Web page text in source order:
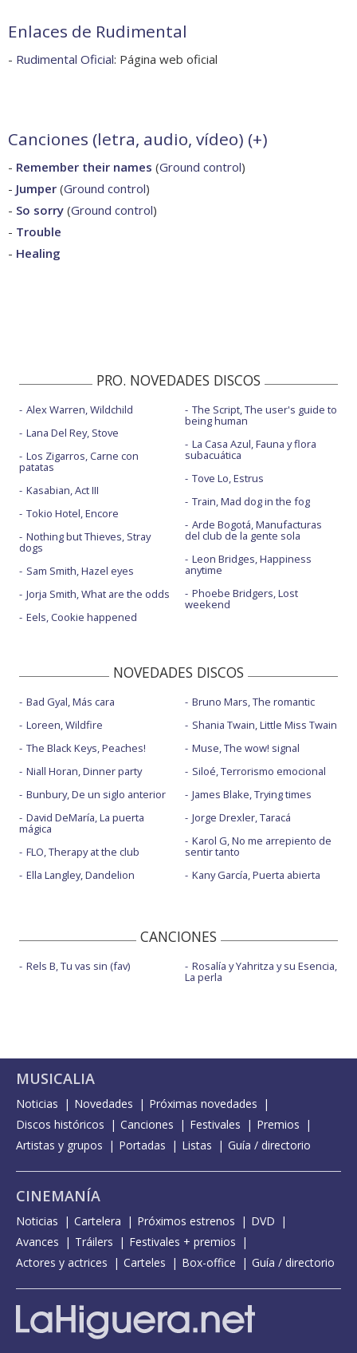
Enlaces de Rudimental
- Rudimental Oficial: Página web oficial
Canciones (letra, audio, vídeo) (+)
- Remember their names (Ground control)
- Jumper (Ground control)
- So sorry (Ground control)
- Trouble
- Healing
PRO. NOVEDADES DISCOS
Alex Warren, Wildchild
Lana Del Rey, Stove
Los Zigarros, Carne con
patatas
Kasabian, Act III
Tokio Hotel, Encore
Nothing but Thieves, Stray
dogs
Sam Smith, Hazel eyes
Jorja Smith, What are the odds
Eels, Cookie happened
The Script, The user's guide to
being human
La Casa Azul, Fauna y flora
subacuática
Tove Lo, Estrus
Train, Mad dog in the fog
Arde Bogotá, Manufacturas
del club de la gente sola
Leon Bridges, Happiness
anytime
Phoebe Bridgers, Lost
weekend
NOVEDADES DISCOS
Bad Gyal, Más cara
Loreen, Wildfire
The Black Keys, Peaches!
Niall Horan, Dinner party
Bunbury, De un siglo anterior
David DeMaría, La puerta
mágica
FLO, Therapy at the club
Ella Langley, Dandelion
Bruno Mars, The romantic
Shania Twain, Little Miss Twain
Muse, The wow! signal
Siloé, Terrorismo emocional
James Blake, Trying times
Jorge Drexler, Taracá
Karol G, No me arrepiento de
sentir tanto
Kany García, Puerta abierta
CANCIONES
Rels B, Tu vas sin (fav) Rosalía y Yahritza y su Esencia,
La perla
MUSICALIA
Noticias Novedades
Próximas novedades
Discos históricos
Canciones Festivales
Premios
Artistas y grupos
Portadas Listas Guía / directorio
CINEMANÍA
Noticias Cartelera Próximos estrenos
DVD
Avances
Tráilers
Festivales + premios
Actores y actrices
Carteles Box-office Guía / directorio